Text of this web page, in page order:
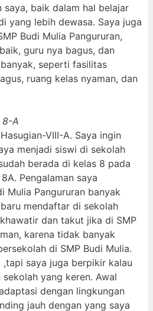
saya, baik dalam hal belajar
yang lebih dewasa. Saya juga
Budi Mulia Pangururan,
guru nya bagus, dan
seperti fasilitas
ruang kelas nyaman, dan
8-A
VIII-A. Saya ingin
menjadi siswi di sekolah
berada di kelas 8 pada
Pengalaman saya
Mulia Pangururan banyak
mendaftar di sekolah
dan takut jika di SMP
karena tidak banyak
di SMP Budi Mulia.
,tapi saya juga berpikir kalau
sekolah yang keren. Awal
dengan lingkungan
jauh dengan yang saya